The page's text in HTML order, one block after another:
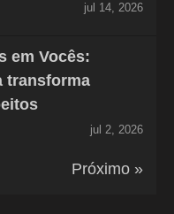
jul 14, 2026
em Vocês:
transforma
jul 2, 2026
Próximo »